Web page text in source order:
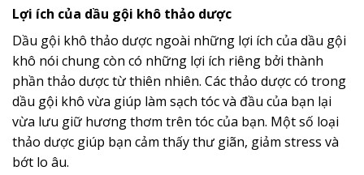
Lợi ích của dầu gội khô thảo dược
Dầu gội khô thảo dược ngoài những lợi ích của dầu gội
khô nói chung còn có những lợi ích riêng bởi thành
phần thảo dược từ thiên nhiên. Các thảo dược có trong
dầu gội khô vừa giúp làm sạch tóc và đầu của bạn lại
vừa lưu giữ hương thơm trên tóc của bạn. Một số loại
thảo dược giúp bạn cảm thấy thư giãn, giảm stress và
bớt lo âu.